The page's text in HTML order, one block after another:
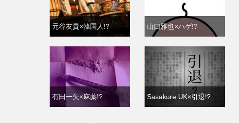
元谷友貴×韓国人!? 山口雅也×ハゲ!?
有田一矢×麻薬!? Sasakure.UK×引退!?